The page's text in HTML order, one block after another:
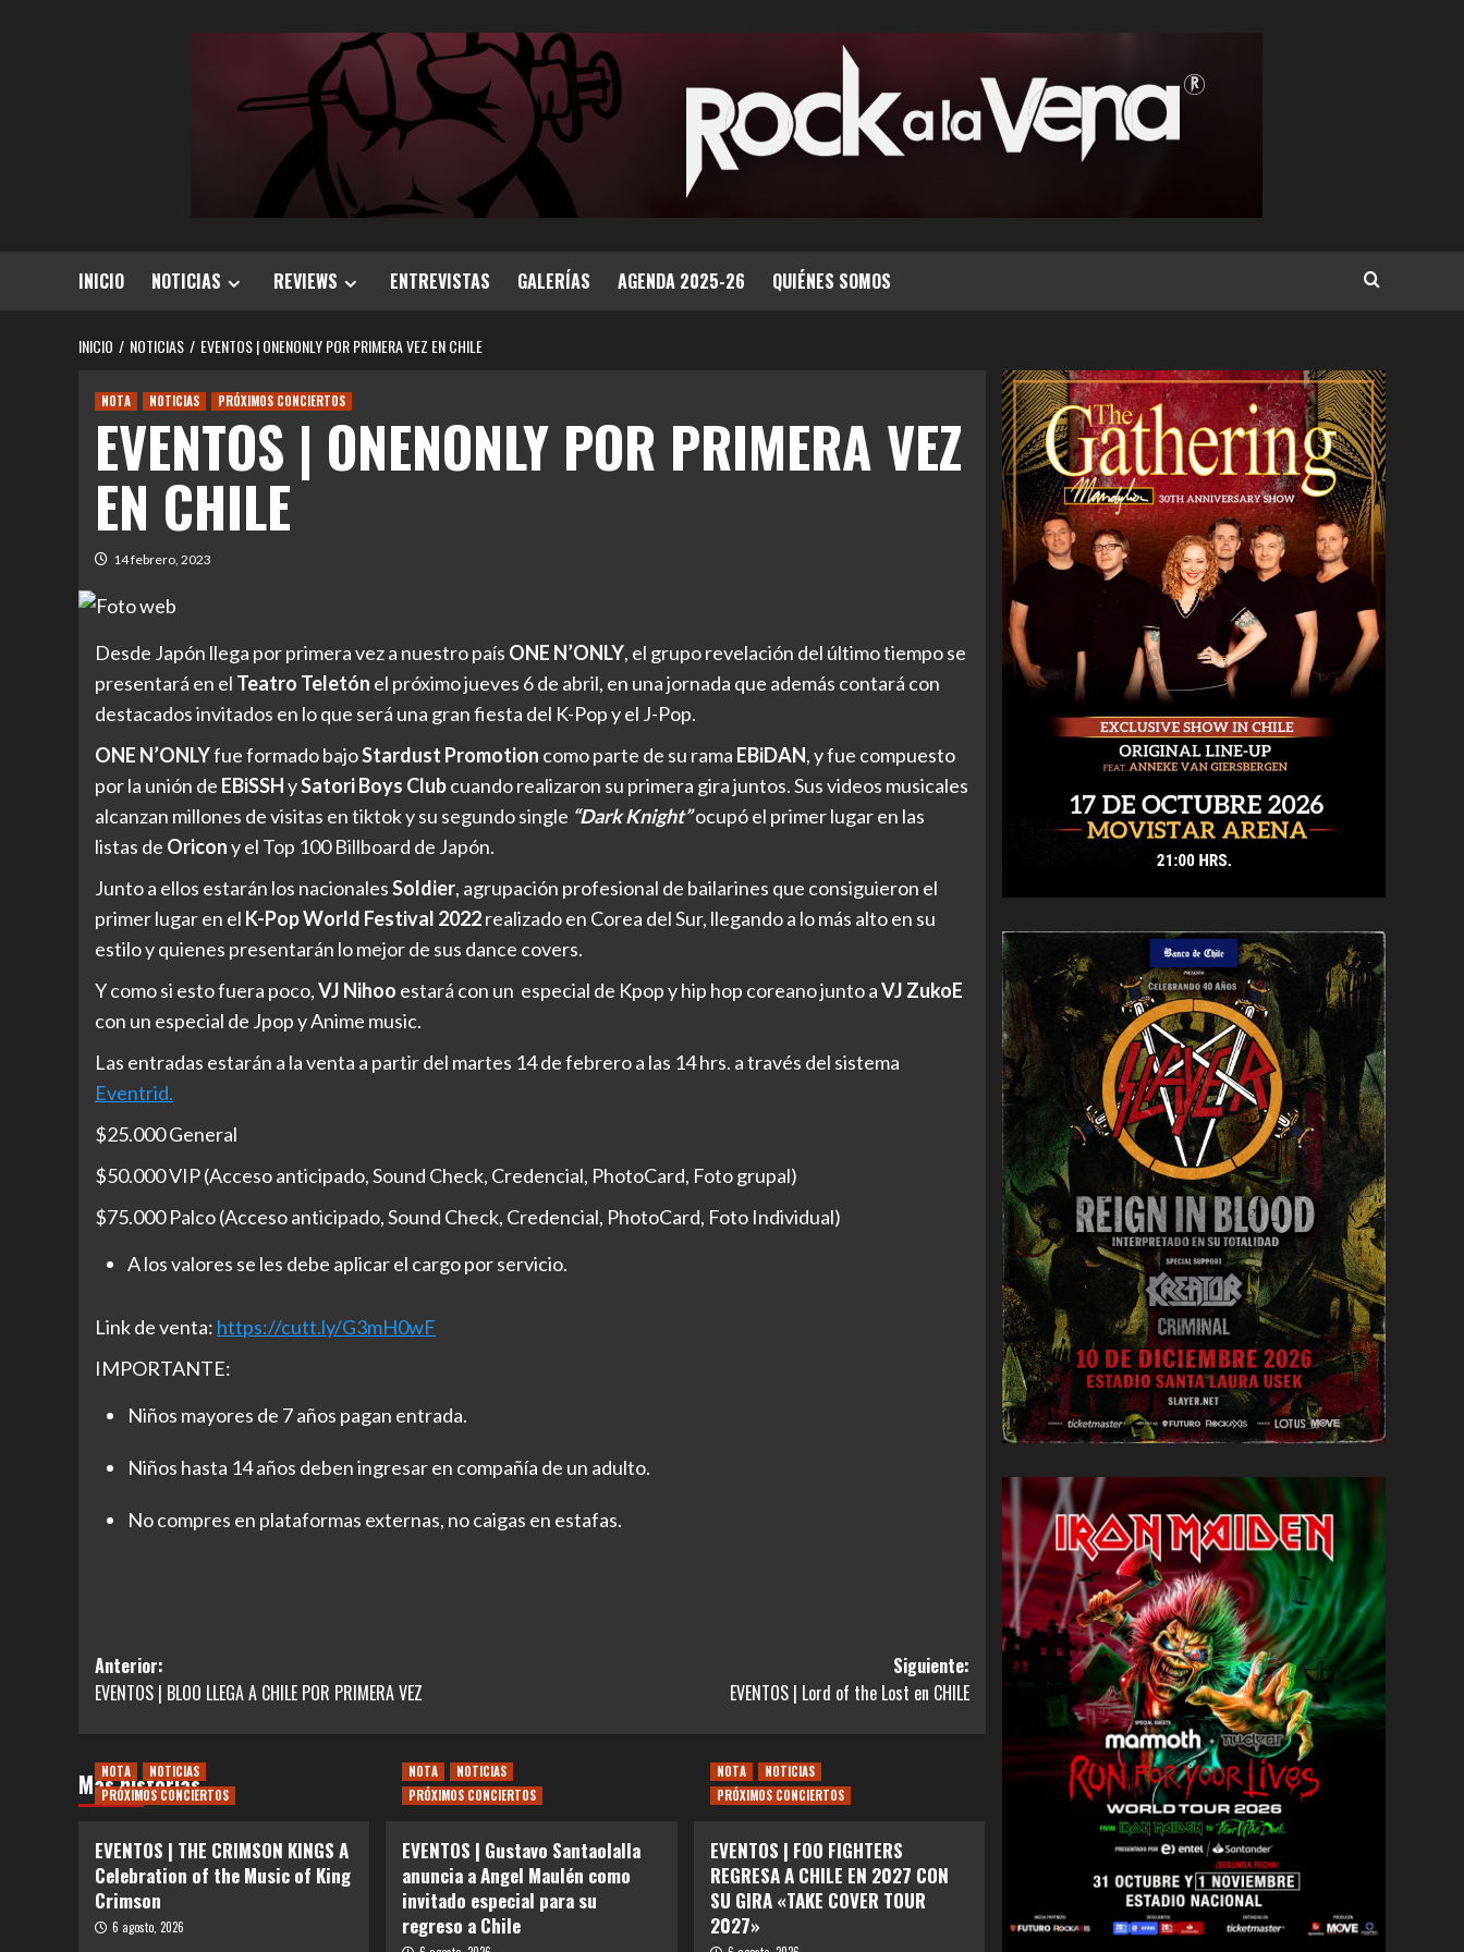
INICIO NOTICIAS REVIEWS ENTREVISTAS GALERÍAS AGENDA 2025-26 QUIÉNES SOMOS
INICIO NOTICIAS EVENTOS | ONENONLY POR PRIMERA VEZ EN CHILE
NOTA NOTICIAS PRÓXIMOS CONCIERTOS
EVENTOS | ONENONLY POR PRIMERA VEZ
EN CHILE
14 febrero, 2023
Desde Japón llega por primera vez a nuestro país ONE N’ONLY, el grupo revelación del último tiempo se
presentará en el Teatro Teletón el próximo jueves 6 de abril, en una jornada que además contará con
destacados invitados en lo que será una gran fiesta del K-Pop y el J-Pop.
ONE N’ONLYfue formado bajoStardust Promotion como parte de su rama EBiDAN, y fue compuesto
por la unión de EBiSSHySatori Boys Clubcuando realizaron su primera gira juntos. Sus videos musicales
alcanzan millones de visitas en tiktok y su segundo single “Dark Knight”ocupó el primer lugar en las
listas de Oricony el Top 100 Billboard de Japón.
Junto a ellos estarán los nacionalesSoldier, agrupación profesional de bailarines que consiguieron el
primer lugar en el K-Pop World Festival 2022realizado en Corea del Sur, llegando a lo más alto en su
estilo y quienes presentarán lo mejor de sus dance covers.
Y como si esto fuera poco,VJ Nihoo estará con un especial de Kpop y hip hop coreano junto aVJ ZukoE
con un especial de Jpop y Anime music.
Las entradas estarán a la venta a partir del martes 14 de febrero a las 14 hrs. a través del sistema
Eventrid.
$25.000 General
$50.000 VIP (Acceso anticipado, Sound Check, Credencial, PhotoCard, Foto grupal)
$75.000 Palco (Acceso anticipado, Sound Check, Credencial, PhotoCard, Foto Individual)
A los valores se les debe aplicar el cargo por servicio.
Link de venta: https://cutt.ly/G3mH0wF
IMPORTANTE:
Niños mayores de 7 años pagan entrada.
Niños hasta 14 años deben ingresar en compañía de un adulto.
No compres en plataformas externas, no caigas en estafas.
Navegación
de
Anterior:
EVENTOS | BLOO LLEGA A CHILE POR PRIMERA VEZ
Siguiente:
EVENTOS | Lord of the Lost en CHILE
Más historias
NOTA
NOTICIAS
PRÓXIMOS CONCIERTOS
EVENTOS | THE CRIMSON KINGS A
Celebration of the Music of King
Crimson
6 agosto, 2026
NOTA
NOTICIAS
PRÓXIMOS CONCIERTOS
EVENTOS | Gustavo Santaolalla
anuncia a Angel Maulén como
invitado especial para su
regreso a Chile
NOTA
NOTICIAS
PRÓXIMOS CONCIERTOS
EVENTOS | FOO FIGHTERS
REGRESA A CHILE EN 2027 CON
SU GIRA «TAKE COVER TOUR
2027»